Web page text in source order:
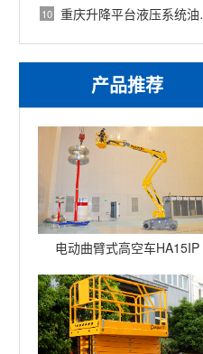
10 重庆升降平台液压系统油液颗粒污染控制
产品推荐
电动曲臂式高空车HA15IP